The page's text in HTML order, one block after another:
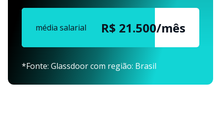
média salarial R$ 21.500/mês
*Fonte: Glassdoor com região: Brasil